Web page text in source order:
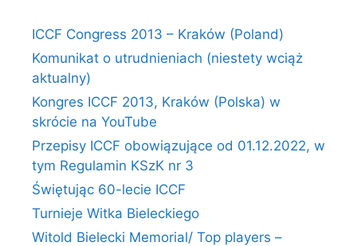
ICCF Congress 2013 – Kraków (Poland)
Komunikat o utrudnieniach (niestety wciąż
aktualny)
Kongres ICCF 2013, Kraków (Polska) w
skrócie na YouTube
Przepisy ICCF obowiązujące od 01.12.2022, w
tym Regulamin KSzK nr 3
Świętując 60-lecie ICCF
Turnieje Witka Bieleckiego
Witold Bielecki Memorial/ Top players –